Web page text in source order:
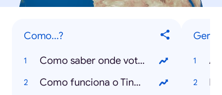
Como...?
Como saber onde votar?
Como funciona o Tinder?
Geral